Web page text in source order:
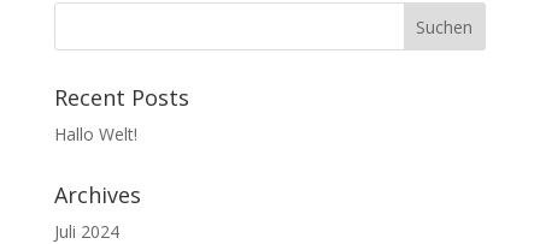
Recent Posts
Hallo Welt!
Archives
Juli 2024